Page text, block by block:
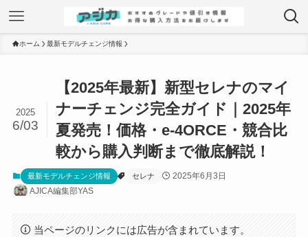
ホーム 最新モデルチェンジ情報
【2025年最新】新型セレナのマイ
ナーチェンジ完全ガイド｜2025年
夏発売！価格・e-4ORCE・競合比
較から購入判断まで徹底解説！
2025
6/03
最新モデルチェンジ情報 セレナ
2025年6月3日
AJICA編集部YAS
当ページのリンクには広告が含まれています。